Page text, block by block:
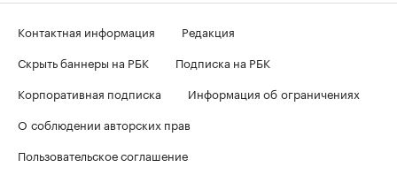
Контактная информация
Редакция
Скрыть баннеры на РБК
Подписка на РБК
Корпоративная подписка
Информация об ограничениях
О соблюдении авторских прав
Пользовательское соглашение